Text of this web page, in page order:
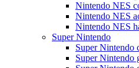
Nintendo NES
Nintendo NES
Nintendo NES
Super Nintendo
Super Nintendo
Super Nintendo